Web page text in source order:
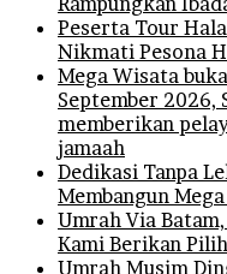
Peserta Tour
Nikmati Pesona
Mega Wisata
September 2026,
memberikan
jamaah
Dedikasi Tanpa
Membangun
Umrah Via
Kami Berikan
Umrah Musim